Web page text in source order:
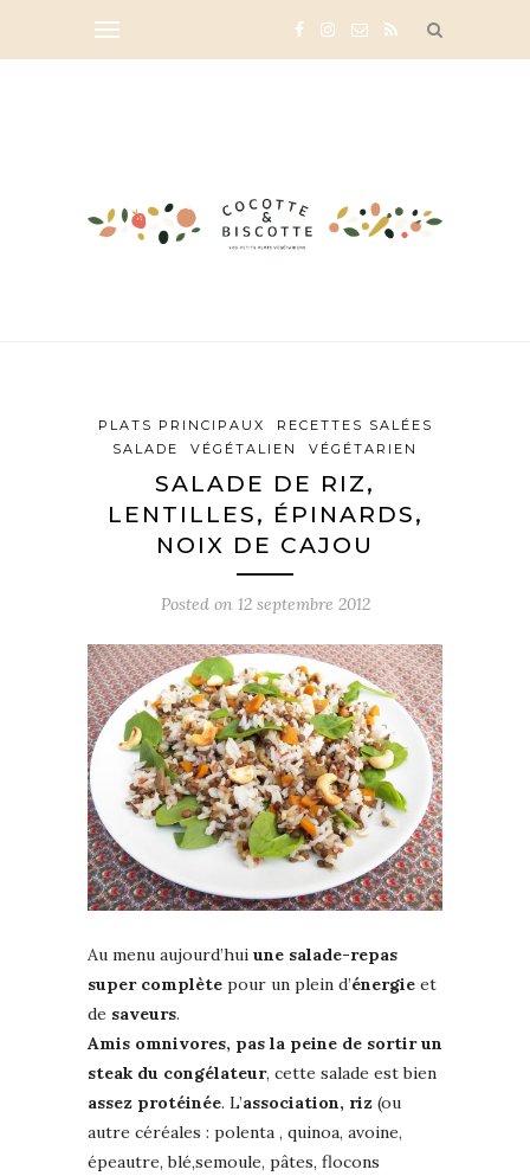
PLATS PRINCIPAUX
RECETTES SALÉES
SALADE
VÉGÉTALIEN VÉGÉTARIEN
SALADE DE RIZ,
LENTILLES, ÉPINARDS,
NOIX DE CAJOU
Posted on 12 septembre 2012
Au menu aujourd’hui une salade-repas
super complète pour un plein d’énergie et
de saveurs.
Amis omnivores, pas la peine de sortir un
steak du congélateur, cette salade est bien
assez protéinée. L’association, riz (ou
autre céréales : polenta , quinoa, avoine,
épeautre, blé,semoule, pâtes, flocons